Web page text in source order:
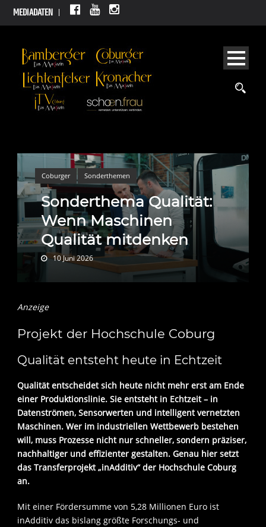
MEDIADATEN
Coburger Sonderthemen
Sonderthema Qualität:
Wenn Maschinen
Qualität mitdenken
10 Juni 2026
Anzeige
Projekt der Hochschule Coburg
Qualität entsteht heute in Echtzeit
Qualität entscheidet sich heute nicht mehr erst am Ende
einer Produktionslinie. Sie entsteht in Echtzeit – in
Datenströmen, Sensorwerten und intelligent vernetzten
Maschinen. Wer im industriellen Wettbewerb bestehen
will, muss Prozesse nicht nur schneller, sondern präziser,
nachhaltiger und effizienter gestalten. Genau hier setzt
das Transferprojekt „inAdditiv“ der Hochschule Coburg
an.
Mit einer Fördersumme von 5,28 Millionen Euro ist
inAdditiv das bislang größte Forschungs- und